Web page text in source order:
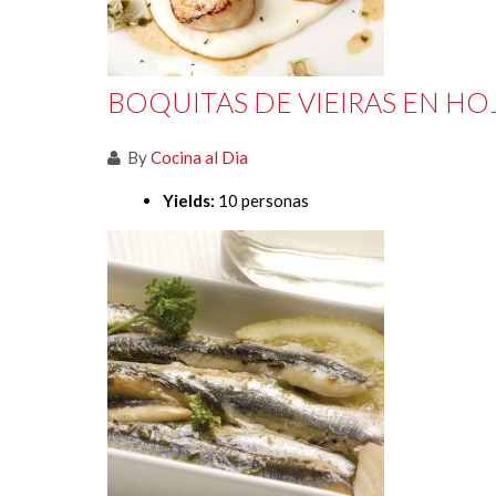
BOQUITAS DE VIEIRAS EN
ByCocina al Dia
Yields: 10 personas